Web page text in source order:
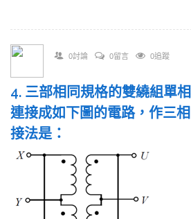
0討論 0留言 0追蹤
4. 三部相同規格的雙繞組單
連接成如下圖的電路，作三
接法是：